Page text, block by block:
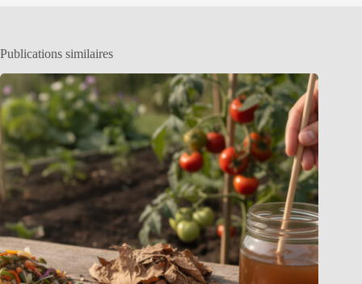
Publications similaires